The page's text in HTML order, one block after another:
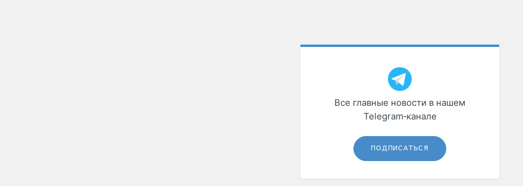
Все главные новости в нашем
Telegram‑канале
ПОДПИСАТЬСЯ